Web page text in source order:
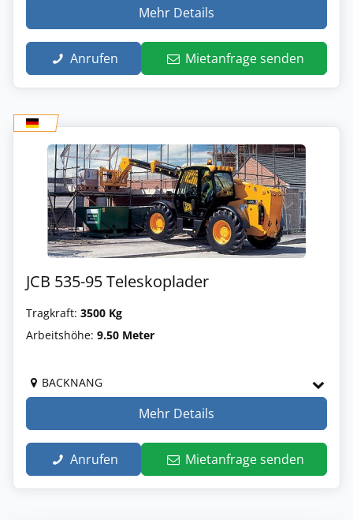
Mehr Details
Anrufen Mietanfrage senden
JCB 535-95 Teleskoplader
Tragkraft: 3500 Kg
Arbeitshöhe: 9.50 Meter
BACKNANG
Mehr Details
Anrufen Mietanfrage senden